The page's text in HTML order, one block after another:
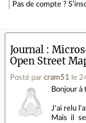
Pas de compte ?
Journal
Open Street
Posté par cram51 le
Bonjour à
J'ai relu
Mais il